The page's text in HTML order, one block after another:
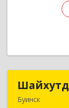
Буинск